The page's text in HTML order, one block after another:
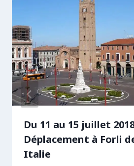
Du 11 au 15 juillet
Déplacement à Forli
Italie